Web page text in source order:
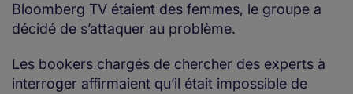
Bloomberg TV étaient des femmes, le groupe a
décidé de s’attaquer au problème.
Les bookers chargés de chercher des experts à
interroger affirmaient qu’il était impossible de